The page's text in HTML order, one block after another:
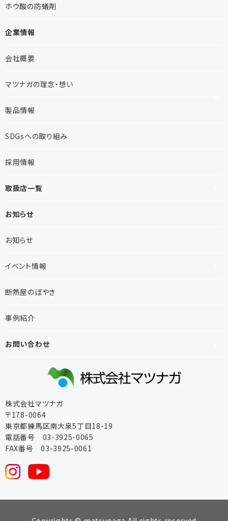
ホウ酸の防蟻剤
企業情報
会社概要
マツナガの理念・想い
製品情報
SDGsへの取り組み
採用情報
取扱店一覧
お知らせ
お知らせ
イベント情報
断熱屋のぼやき
事例紹介
お問い合わせ
株式会社マツナガ
〒178-0064
東京都練馬区南大泉5丁目18-19
電話番号 03-3925-0065
FAX番号 03-3925-0061